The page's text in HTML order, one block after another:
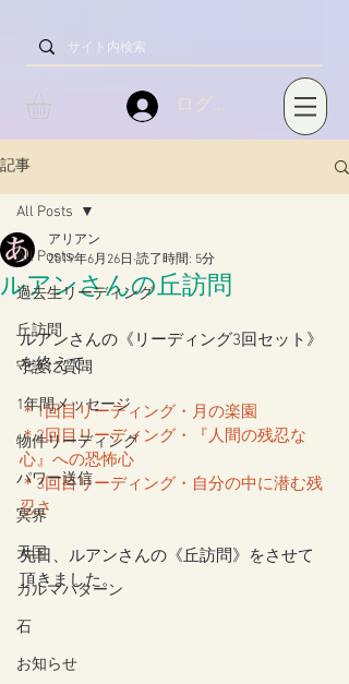
ログイン
記事
All Posts
過去生リーディング
丘訪問
守護に質問
1年間メッセージ
物件リーディング
パワー送信
冥界
天国
カルマパターン
石
お知らせ
All Posts
ルアンさんの丘訪問
アリアン
2019年6月26日 読了時間: 5分
ルアンさんの《リーディング3回セット》
を終えて。
＊1回目リーディング・月の楽園
＊2回目リーディング・『人間の残忍な
心』への恐怖心
＊3回目リーディング・自分の中に潜む残
忍さ
先日、ルアンさんの《丘訪問》をさせて
頂きました。